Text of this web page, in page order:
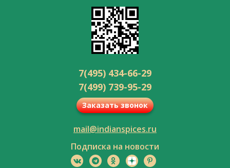
7(495) 434-66-29
7(499) 739-95-29
Заказать звонок
mail@indianspices.ru
Подписка на новости